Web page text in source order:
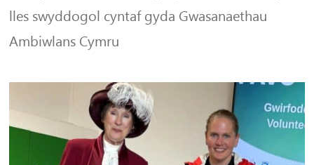
lles swyddogol cyntaf gyda Gwasanaethau
Ambiwlans Cymru